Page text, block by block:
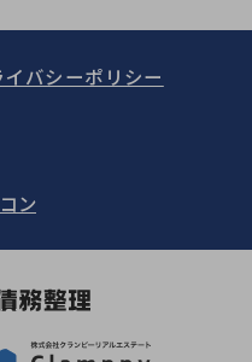
青森県
宮城県
神奈川県
群馬県
山梨県
京都府
奈良県
和歌山県
石川県
富山県
岡山県
人再生
ードローン・クレジッ
会社
学金
イバシーポリシー
ン